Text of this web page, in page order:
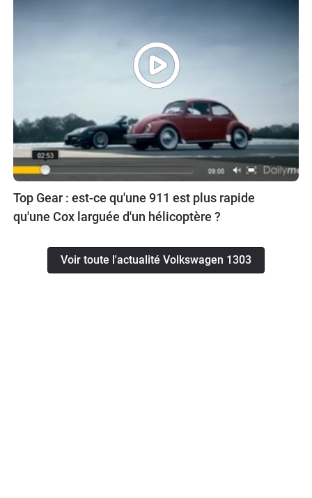
Top Gear : est-ce qu'une 911 est plus rapide
qu'une Cox larguée d'un hélicoptère ?
Voir toute l'actualité Volkswagen 1303